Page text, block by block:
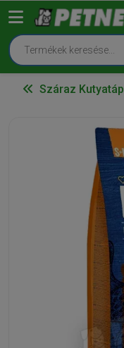
Száraz Kutyatáp